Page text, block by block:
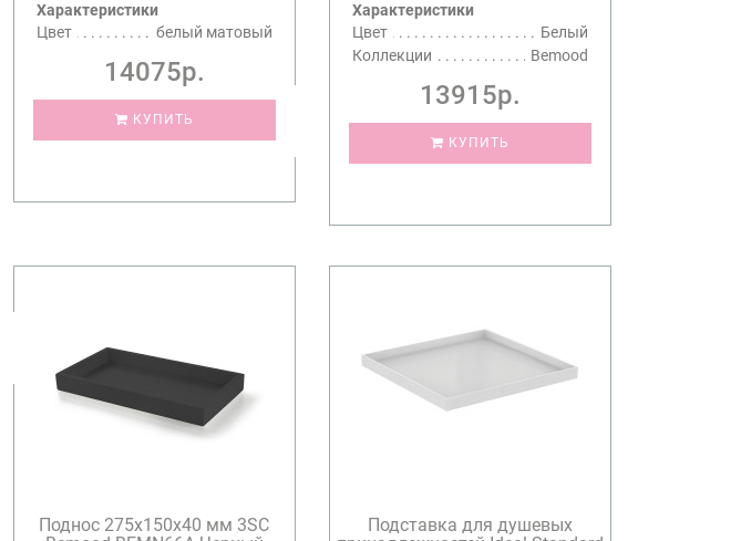
Характеристики
Цвет
белый матовый
14075р.
КУПИТЬ
Характеристики
Цвет
Белый
Коллекции
Bemood
13915р.
КУПИТЬ
Поднос 275х150х40 мм 3SC
Подставка для душевых